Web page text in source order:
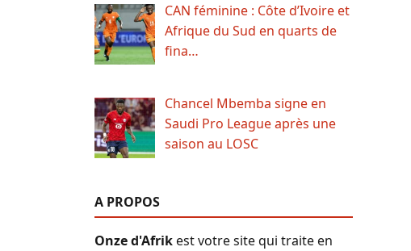
CAN féminine : Côte d’Ivoire et
Afrique du Sud en quarts de
fina…
Chancel Mbemba signe en
Saudi Pro League après une
saison au LOSC
A PROPOS
Onze d'Afrikest votre site qui traite en